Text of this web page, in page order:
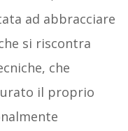
ad abbracciare
si riscontra
che
il proprio